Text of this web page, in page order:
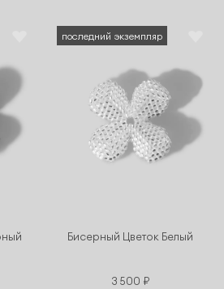
последний экземпляр
Бисерный Цветок Белый
3 500 ₽